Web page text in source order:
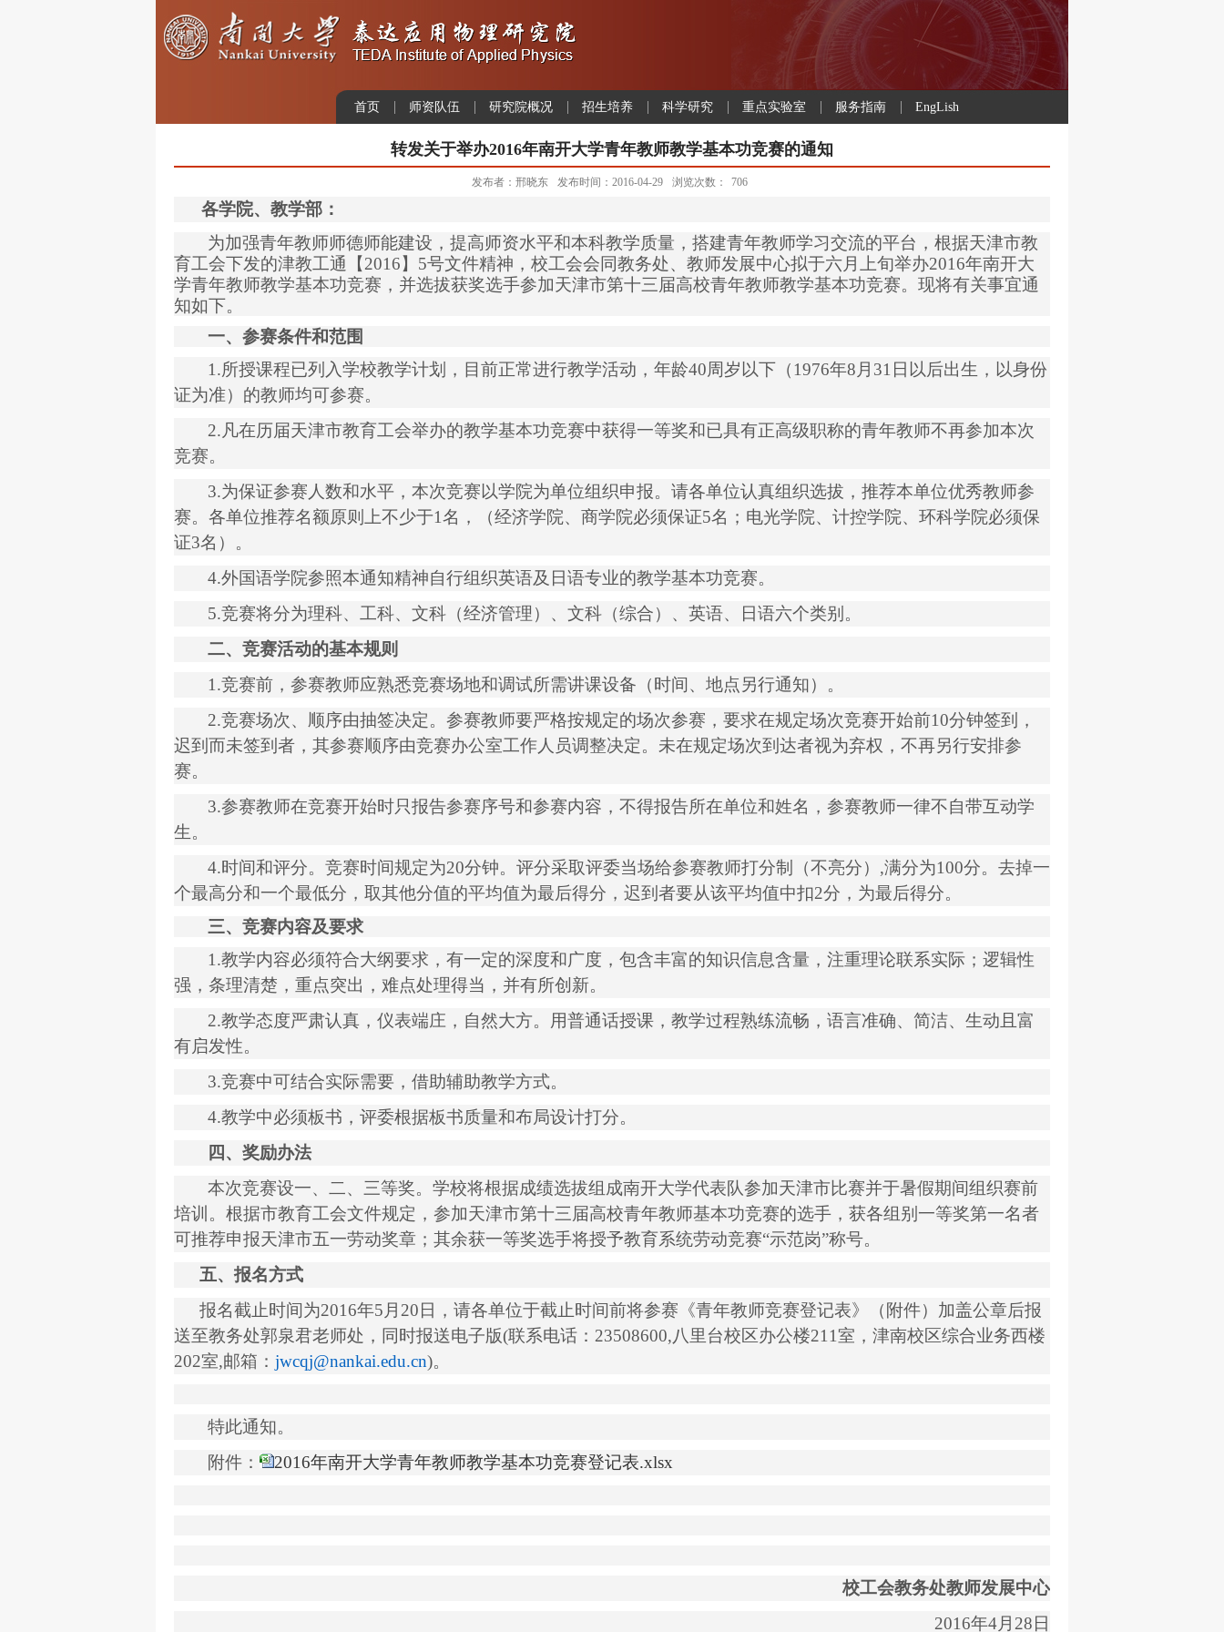
首页 师资队伍 研究院概况 招生培养 科学研究 重点实验室 服务指南 EngLish
转发关于举办2016年南开大学青年教师教学基本功竞赛的通知
发布者：邢晓东 发布时间：2016-04-29 浏览次数： 706
各学院、教学部：
为加强青年教师师德师能建设，提高师资水平和本科教学质量，搭建青年教师学习交流的平台，根据天津市教
育工会下发的津教工通【2016】 5号文件精神，校工会会同教务处、教师发展中心拟于六月上旬举办2016年南开大
学青年教师教学基本功竞赛，并选拔获奖选手参加天津市第十三届高校青年教师教学基本功竞赛。现将有关事宜通
知如下。
一、参赛条件和范围
1.所授课程已列入学校教学计划，目前正常进行教学活动，年龄40周岁以下（1976年8 月 31 日以后出生，以身份
证为准）的教师均可参赛。
2.凡在历届天津市教育工会举办的教学基本功竞赛中获得一等奖和已具有正高级职称的青年教师不再参加本次
竞赛。
3.为保证参赛人数和水平，本次竞赛以学院为单位组织申报。请各单位认真组织选拔，推荐本单位优秀教师参
赛。各单位推荐名额原则上不少于1名，（经济学院、商学院必须保证5名；电光学院、计控学院、环科学院必须保
证3名）。
4.外国语学院参照本通知精神自行组织英语及日语专业的教学基本功竞赛。
5.竞赛将分为理科、工科、文科（经济管理）、文科（综合）、英语、日语六个类别。
二、竞赛活动的基本规则
1.竞赛前，参赛教师应熟悉竞赛场地和调试所需讲课设备（时间、地点另行通知）。
2.竞赛场次、顺序由抽签决定。参赛教师要严格按规定的场次参赛，要求在规定场次竞赛开始前10分钟签到，
迟到而未签到者，其参赛顺序由竞赛办公室工作人员调整决定。未在规定场次到达者视为弃权，不再另行安排参
赛。
3.参赛教师在竞赛开始时只报告参赛序号和参赛内容，不得报告所在单位和姓名，参赛教师一律不自带互动学
生。
4.时间和评分。竞赛时间规定为20分钟。评分采取评委当场给参赛教师打分制（不亮分） ,满分为100分。去掉一
个最高分和一个最低分，取其他分值的平均值为最后得分，迟到者要从该平均值中扣2分，为最后得分。
三、竞赛内容及要求
1.教学内容必须符合大纲要求，有一定的深度和广度，包含丰富的知识信息含量，注重理论联系实际；逻辑性
强，条理清楚，重点突出，难点处理得当，并有所创新。
2.教学态度严肃认真，仪表端庄，自然大方。用普通话授课，教学过程熟练流畅，语言准确、简洁、生动且富
有启发性。
3.竞赛中可结合实际需要，借助辅助教学方式。
4.教学中必须板书，评委根据板书质量和布局设计打分。
四、奖励办法
本次竞赛设一、二、三等奖。学校将根据成绩选拔组成南开大学代表队参加天津市比赛并于暑假期间组织赛前
培训。根据市教育工会文件规定，参加天津市第十三届高校青年教师基本功竞赛的选手，获各组别一等奖第一名者
可推荐申报天津市五一劳动奖章；其余获一等奖选手将授予教育系统劳动竞赛“示范岗”称号。
五、报名方式
报名截止时间为2016年5 月 20 日，请各单位于截止时间前将参赛《青年教师竞赛登记表》（附件）加盖公章后报
送至教务处郭泉君老师处，同时报送电子版(联系电话： 23508600,八里台校区办公楼211 室，津南校区综合业务西楼
202室,邮箱： jwcqj@nankai.edu.cn)。
特此通知。
附件：
2016年南开大学青年教师教学基本功竞赛登记表.xlsx
校工会教务处教师发展中心
2016年4月 28 日